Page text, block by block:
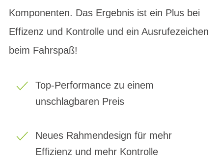
Komponenten. Das Ergebnis ist ein Plus bei
Effizenz und Kontrolle und ein Ausrufezeichen
beim Fahrspaß!
Top-Performance zu einem
unschlagbaren Preis
Neues Rahmendesign für mehr
Effizienz und mehr Kontrolle